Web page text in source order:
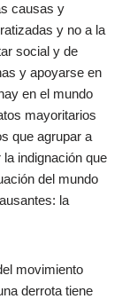
causas y
y no a la
social y de
y apoyarse en
en el mundo
mayoritarios
que agrupar a
indignación que
del mundo
la
movimiento
derrota tiene